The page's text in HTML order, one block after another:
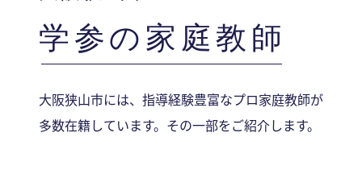
学参の家庭教師
大阪狭山市には、指導経験豊富なプロ家庭教師が
多数在籍しています。その一部をご紹介します。